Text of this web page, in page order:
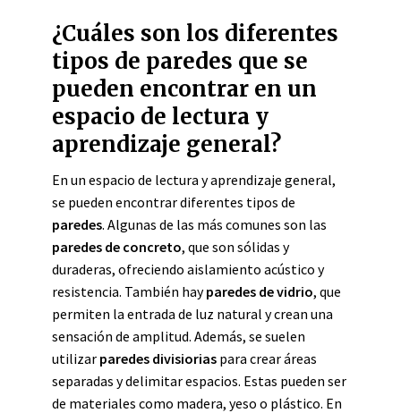
¿Cuáles son los diferentes
tipos de paredes que se
pueden encontrar en un
espacio de lectura y
aprendizaje general?
En un espacio de lectura y aprendizaje general,
se pueden encontrar diferentes tipos de
paredes. Algunas de las más comunes son las
paredes de concreto, que son sólidas y
duraderas, ofreciendo aislamiento acústico y
resistencia. También hayparedes de vidrio, que
permiten la entrada de luz natural y crean una
sensación de amplitud. Además, se suelen
utilizar paredes divisiorias para crear áreas
separadas y delimitar espacios. Estas pueden ser
de materiales como madera, yeso o plástico. En